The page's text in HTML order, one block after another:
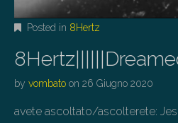
Posted in 8Hertz
by vombato on 26 Giugno 2020
avete ascoltato/ascolterete: